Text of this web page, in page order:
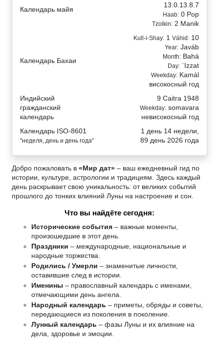
Календарь майя
13.0.13.8.7
Haab: 0 Pop
Tzolkin: 2 Manik
Календарь Бахаи
Kull-i-Shay: 1 Váhid: 10
Year: Javáb
Month: Bahá
Day: `Izzat
Weekday: Kamál
високосный год
Индийский
гражданский
календарь
9 Caitra 1948
Weekday: somavara
невисокосный год
Календарь ISO-8601
"неделя, день и день года"
1 день 14 недели,
89 день 2026 года
Добро пожаловать в «Мир дат» – ваш ежедневный гид по
истории, культуре, астрологии и традициям. Здесь каждый
день раскрывает свою уникальность: от великих событий
прошлого до тонких влияний Луны на настроение и сон.
Что вы найдёте сегодня:
Исторические события – важные моменты,
произошедшие в этот день.
Праздники – международные, национальные и
народные торжества.
Родились / Умерли – знаменитые личности,
оставившие след в истории.
Именины – православный календарь с именами,
отмечающими день ангела.
Народный календарь – приметы, обряды и советы,
передающиеся из поколения в поколение.
Лунный календарь – фазы Луны и их влияние на
дела, здоровье и эмоции.